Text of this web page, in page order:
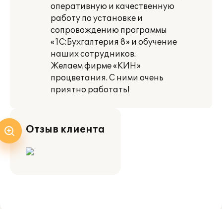
оперативную и качественную
работу по установке и
сопровождению программы
«1С:Бухгалтерия 8» и обучение
наших сотрудников.
Желаем фирме «КИН»
процветания. С ними очень
приятно работать!
Отзыв клиента